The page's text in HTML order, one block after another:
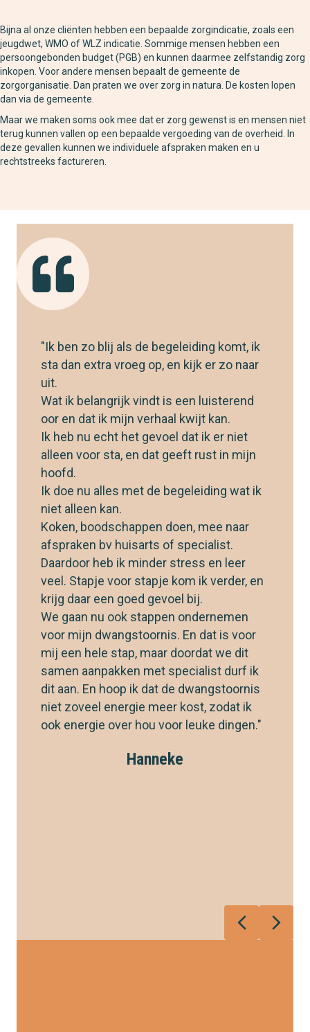
Bijna al onze cliënten hebben een bepaalde zorgindicatie, zoals een
jeugdwet, WMO of WLZ indicatie. Sommige mensen hebben een
persoongebonden budget (PGB) en kunnen daarmee zelfstandig zorg
inkopen. Voor andere mensen bepaalt de gemeente de
zorgorganisatie. Dan praten we over zorg in natura. De kosten lopen
dan via de gemeente.
Maar we maken soms ook mee dat er zorg gewenst is en mensen niet
terug kunnen vallen op een bepaalde vergoeding van de overheid. In
deze gevallen kunnen we individuele afspraken maken en u
rechtstreeks factureren.
"Ik ben zo blij als de begeleiding komt, ik
sta dan extra vroeg op, en kijk er zo naar
uit.
Wat ik belangrijk vindt is een luisterend
oor en dat ik mijn verhaal kwijt kan.
Ik heb nu echt het gevoel dat ik er niet
alleen voor sta, en dat geeft rust in mijn
hoofd.
Ik doe nu alles met de begeleiding wat ik
niet alleen kan.
Koken, boodschappen doen, mee naar
afspraken bv huisarts of specialist.
Daardoor heb ik minder stress en leer
veel. Stapje voor stapje kom ik verder, en
krijg daar een goed gevoel bij.
We gaan nu ook stappen ondernemen
voor mijn dwangstoornis. En dat is voor
mij een hele stap, maar doordat we dit
samen aanpakken met specialist durf ik
dit aan. En hoop ik dat de dwangstoornis
niet zoveel energie meer kost, zodat ik
ook energie over hou voor leuke dingen."
Hanneke
PreviousNext